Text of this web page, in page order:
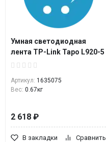
Умная светодиодная
лента TP-Link Tapo L920-5
Артикул: 1635075
Вес: 0.67кг
2 618 ₽
В закладки Сравнить